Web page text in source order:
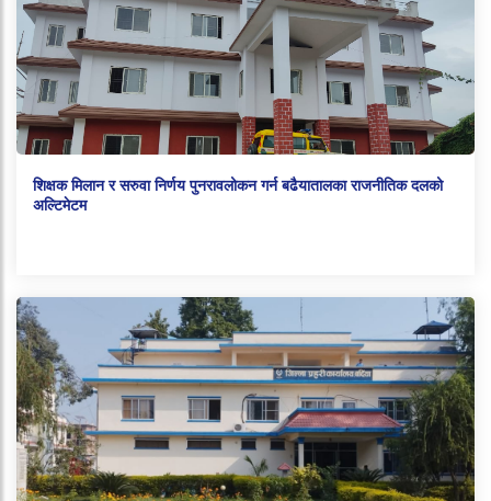
शिक्षक मिलान र सरुवा निर्णय पुनरावलोकन गर्न बढैयातालका राजनीतिक दलको
अल्टिमेटम